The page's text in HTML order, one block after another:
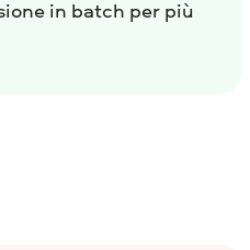
in batch per più